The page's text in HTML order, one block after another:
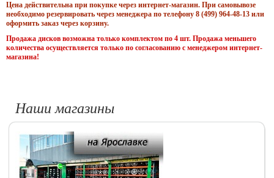
Цена действительна при покупке через интернет-магазин. При самовывозе
необходимо резервировать через менеджера по телефону 8 (499) 964-48-13 или
оформить заказ через корзину.
Продажа дисков возможна только комплектом по 4 шт. Продажа меньшего
количества осуществляется только по согласованию с менеджером интернет-
магазина!
Наши магазины